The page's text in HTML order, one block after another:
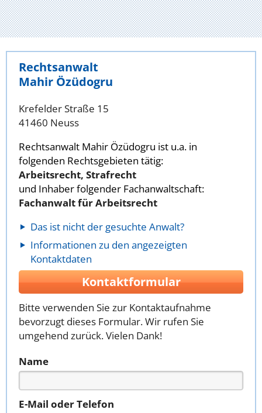
Rechtsanwalt
Mahir Özüdogru
Krefelder Straße 15
41460 Neuss
Rechtsanwalt Mahir Özüdogru ist u.a. in
folgenden Rechtsgebieten tätig:
Arbeitsrecht, Strafrecht
und Inhaber folgender Fachanwaltschaft:
Fachanwalt für Arbeitsrecht
Das ist nicht der gesuchte Anwalt?
Informationen zu den angezeigten
Kontaktdaten
Kontaktformular
Bitte verwenden Sie zur Kontaktaufnahme
bevorzugt dieses Formular. Wir rufen Sie
umgehend zurück. Vielen Dank!
Name
E-Mail oder Telefon